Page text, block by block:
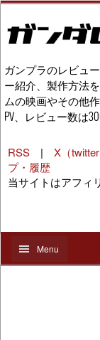
ガンプラのレビュ
ー紹介、製作方法
ムの映画やその他
PV、レビュー数は
RSS | X（twitter
プ・履歴
当サイトはアフィ
Menu